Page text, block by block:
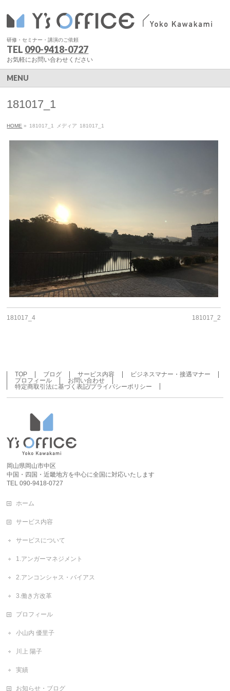
研修・セミナー・講演のご依頼
TEL 090-9418-0727
お気軽にお問い合わせください
MENU
181017_1
HOME » 181017_1 メディア 181017_1
181017_4 181017_2
TOP ブログ サービス内容
ビジネスマナー・接遇マナー
プロフィール
お問い合わせ
特定商取引法に基づく表記/プライバシーポリシー
岡山県岡山市中区
中国・四国・近畿地方を中心に全国に対応いたします
TEL 090-9418-0727
ホーム
サービス内容
サービスについて
1.アンガーマネジメント
2.アンコンシャス・バイアス
3.働き方改革
プロフィール
小山内 優里子
川上 陽子
実績
お知らせ・ブログ